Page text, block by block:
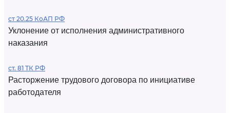
ст 20.25 КоАП РФ
Уклонение от исполнения административного
наказания
ст. 81 ТК РФ
Расторжение трудового договора по инициативе
работодателя